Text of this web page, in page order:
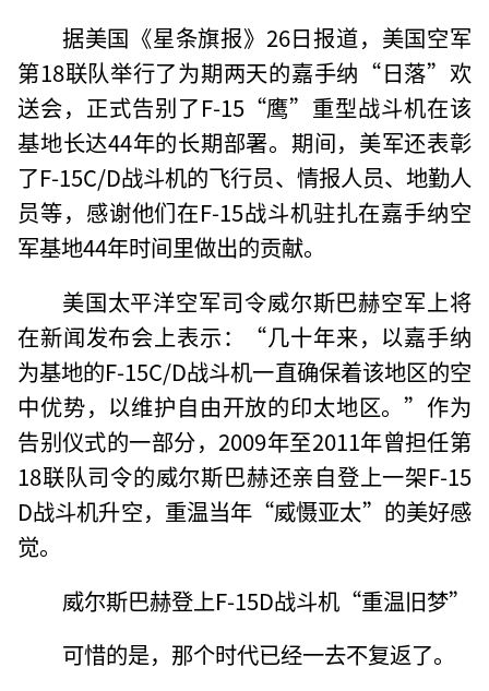
据美国《星条旗报》26日报道，美国空军
第18联队举行了为期两天的嘉手纳“日落”欢
送会，正式告别了F-15“鹰”重型战斗机在该
基地长达44年的长期部署。期间，美军还表彰
了F-15C/D战斗机的飞行员、情报人员、地勤人
员等，感谢他们在F-15战斗机驻扎在嘉手纳空
军基地44年时间里做出的贡献。
美国太平洋空军司令威尔斯巴赫空军上将
在新闻发布会上表示：“几十年来，以嘉手纳
为基地的F-15C/D战斗机一直确保着该地区的空
中优势，以维护自由开放的印太地区。”作为
告别仪式的一部分，2009年至2011年曾担任第
18联队司令的威尔斯巴赫还亲自登上一架F-15
D战斗机升空，重温当年“威慑亚太”的美好感
觉。
威尔斯巴赫登上F-15D战斗机“重温旧梦”
可惜的是，那个时代已经一去不复返了。